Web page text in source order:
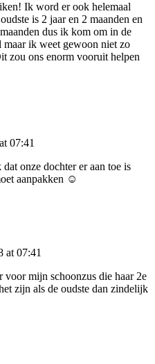
Ik word er ook helemaal
is 2 jaar en 2 maanden en
dus ik kom om in de
maar ik weet gewoon niet zo
zou ons enorm vooruit helpen
07:41
onze dochter er aan toe is
aanpakken ☺️
at 07:41
mijn schoonzus die haar 2e
zijn als de oudste dan zindelijk